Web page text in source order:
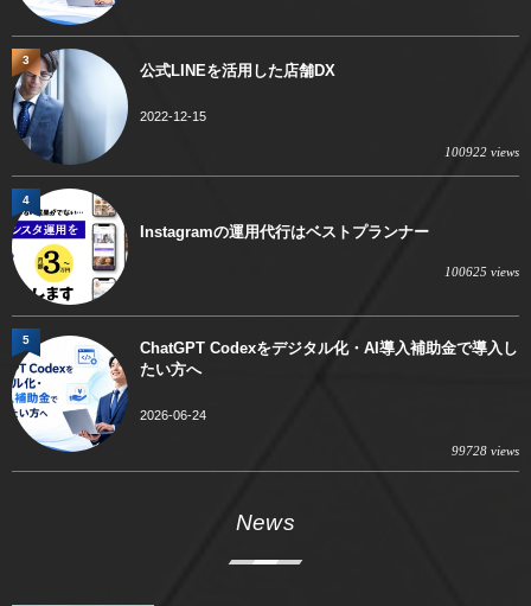
公式LINEを活用した店舗DX
2022-12-15
100922 views
3
Instagramの運用代行はベストプランナー
100625 views
4
ChatGPT Codexをデジタル化・AI導入補助金で導入し
たい方へ
2026-06-24
99728 views
5
News